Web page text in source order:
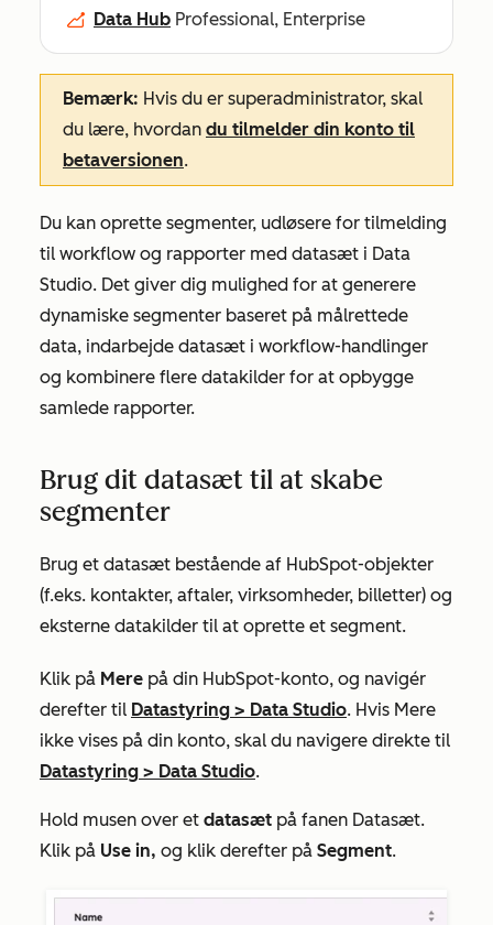
Data Hub Professional, Enterprise
Bemærk: Hvis du er superadministrator, skal
du lære, hvordan du tilmelder din konto til
betaversionen.
Du kan oprette segmenter, udløsere for tilmelding
til workflow og rapporter med datasæt i Data
Studio. Det giver dig mulighed for at generere
dynamiske segmenter baseret på målrettede
data, indarbejde datasæt i workflow-handlinger
og kombinere flere datakilder for at opbygge
samlede rapporter.
Brug dit datasæt til at skabe
segmenter
Brug et datasæt bestående af HubSpot-objekter
(f.eks. kontakter, aftaler, virksomheder, billetter) og
eksterne datakilder til at oprette et segment.
Klik på Mere på din HubSpot-konto, og navigér
derefter til Datastyring > Data Studio. Hvis Mere
ikke vises på din konto, skal du navigere direkte til
Datastyring > Data Studio.
Hold musen over et datasæt på fanen Datasæt.
Klik på Use in, og klik derefter på Segment.